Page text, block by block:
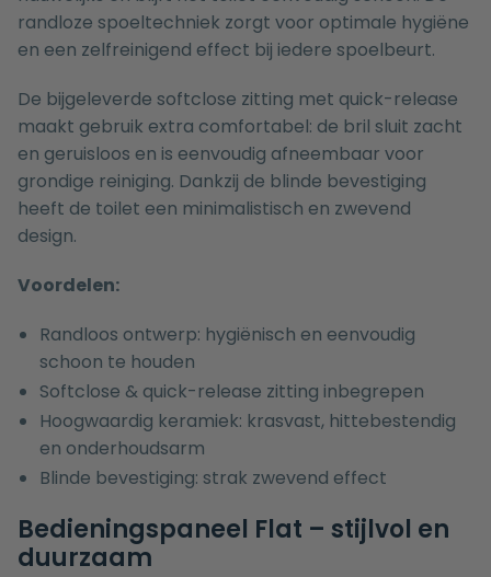
randloze spoeltechniek zorgt voor optimale hygiëne
en een zelfreinigend effect bij iedere spoelbeurt.
De bijgeleverde softclose zitting met quick-release
maakt gebruik extra comfortabel: de bril sluit zacht
en geruisloos en is eenvoudig afneembaar voor
grondige reiniging. Dankzij de blinde bevestiging
heeft de toilet een minimalistisch en zwevend
design.
Voordelen:
Randloos ontwerp: hygiënisch en eenvoudig
schoon te houden
Softclose & quick-release zitting inbegrepen
Hoogwaardig keramiek: krasvast, hittebestendig
en onderhoudsarm
Blinde bevestiging: strak zwevend effect
Bedieningspaneel Flat – stijlvol en
duurzaam